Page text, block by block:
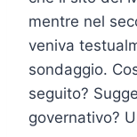
mentre nel
veniva
sondaggio.
seguito?
governativo?